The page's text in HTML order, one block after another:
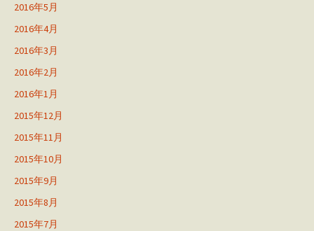
2016年5月
2016年4月
2016年3月
2016年2月
2016年1月
2015年12月
2015年11月
2015年10月
2015年9月
2015年8月
2015年7月